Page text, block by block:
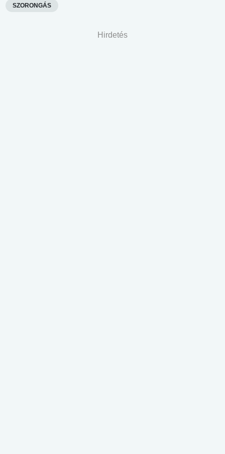
SZORONGÁS
Hirdetés